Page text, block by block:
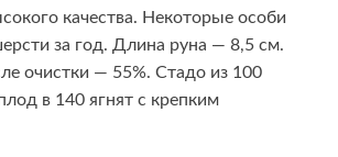
качества. Некоторые особи
за год. Длина руна — 8,5 см.
очистки — 55%. Стадо из 100
в 140 ягнят с крепким